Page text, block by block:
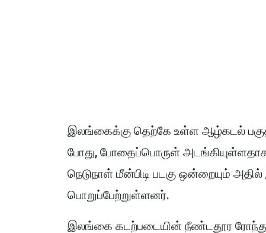
இலங்கைக்கு தெற்கே உள்ள ஆழ்கடல்
போது, போதைப்பொருள்
நெடுநாள் மீன்பிடி படகு ஒன்றையும்
பொறுப்பேற்றுள்ளனர்.
இலங்கை கடற்படையின் நீண்டதூர